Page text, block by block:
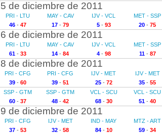
de diciembre de 2011
PRI - LTU
46- 47
MAY - CAV
17 - 79
IJV - VCL
5- 93
MET - SSP
20 - 75
de diciembre de 2011
PRI - LTU
61- 33
MAY - CAV
14 - 84
IJV - VCL
4- 98
MET - SSP
11- 87
de diciembre de 2011
PRI - CFG
39- 60
PRI - CFG
39 - 51
IJV - MET
25- 72
IJV - MET
35 - 55
SSP - GTM
60- 37
SSP - GTM
48 - 42
VCL - SCU
68- 30
VCL - SCU
51 - 40
de diciembre de 2011
PRI - CFG
37- 53
IJV - MET
32 - 58
IND - MAY
84- 10
MTZ - ART
59 - 34